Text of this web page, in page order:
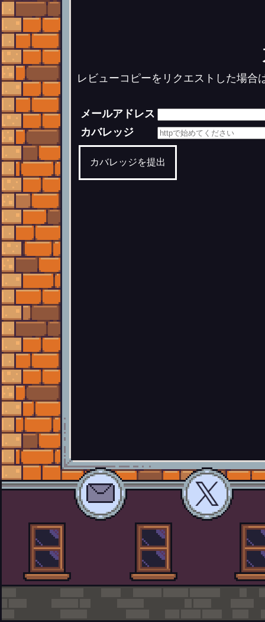
レビューコピーをリクエストした場
メールアドレス
カバレッジ
カバレッジを提出